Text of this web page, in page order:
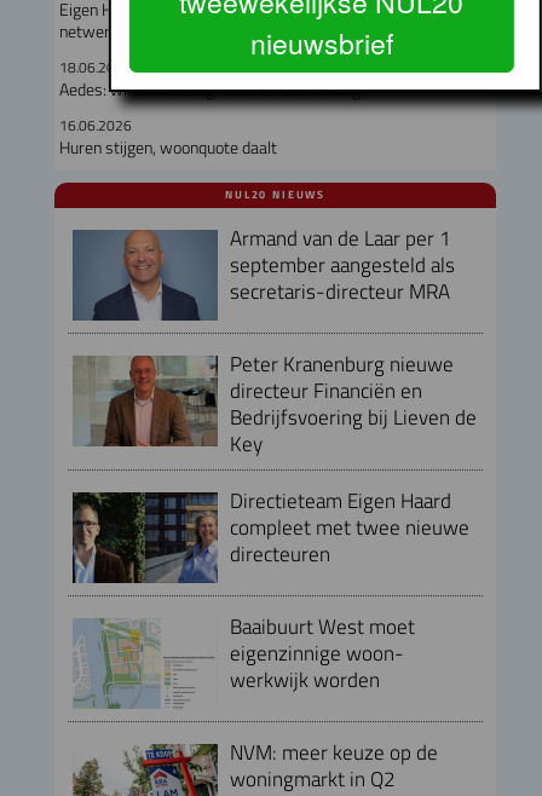
Eigen Haard sloopt Dichtersbuurt maar beschermt sociale
netwerken
18.06.2026
Aedes: winstbelasting moet verder omlaag!
16.06.2026
Huren stijgen, woonquote daalt
NUL20 NIEUWS
Armand van de Laar per 1
september aangesteld als
secretaris-directeur MRA
Peter Kranenburg nieuwe
directeur Financiën en
Bedrijfsvoering bij Lieven de
Key
Directieteam Eigen Haard
compleet met twee nieuwe
directeuren
Baaibuurt West moet
eigenzinnige woon-
werkwijk worden
NVM: meer keuze op de
woningmarkt in Q2
nieuwsbrief